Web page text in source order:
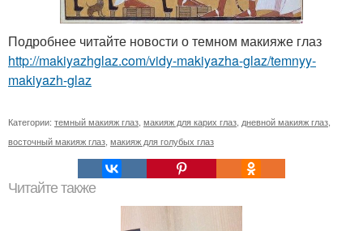
Подробнее читайте новости о темном макияже глаз
http://makiyazhglaz.com/vidy-makiyazha-glaz/temnyy-
makiyazh-glaz
Категории: темный макияж глаз, макияж для карих глаз, дневной макияж глаз,
восточный макияж глаз, макияж для голубых глаз
Читайте также